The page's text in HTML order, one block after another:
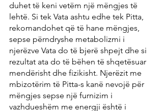
duhet të keni vetëm një mëngjes të
lehtë. Si tek Vata ashtu edhe tek Pitta,
rekomandohet që të hane mëngjes,
sepse përndryshe metabolizmi i
njerëzve Vata do të bjerë shpejt dhe si
rezultat ata do të bëhen të shqetësuar
mendërisht dhe fizikisht. Njerëzit me
mbizotërim të Pitta-s kanë nevojë për
mëngjes sepse një furnizim i
vazhdueshëm me energji është i